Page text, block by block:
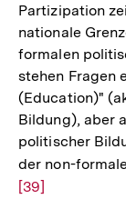
Partizipation
nationale
formalen
stehen Fragen
(Education)"
Bildung), aber
politischer
der non-
[39]